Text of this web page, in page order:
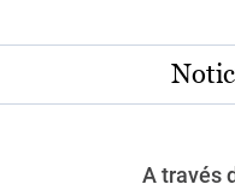
A través